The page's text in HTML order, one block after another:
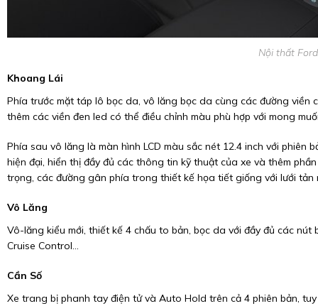
Nội thất
Khoang Lái
Phía trước mặt táp lô bọc da, vô lăng bọc da cùng các đường
thêm các viền đen led có thể điều chỉnh màu phù hợp với mong
Phía sau vô lăng là màn hình LCD màu sắc nét 12.4 inch với
hiện đại, hiển thị đầy đủ các thông tin kỹ thuật của xe và thêm
trọng, các đường gân phía trong thiết kế họa tiết giống với lưới
Vô Lăng
Vô-lăng kiểu mới, thiết kế 4 chấu to bản, bọc da với đầy đủ các
Cruise Control...
Cần Số
Xe trang bị phanh tay điện tử và Auto Hold trên cả 4 phiên bản,